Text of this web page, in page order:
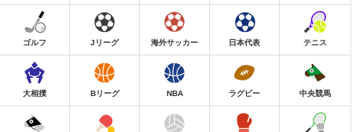
ゴルフ Jリーグ 海外サッカー 日本代表 テニス
大相撲 Bリーグ NBA ラグビー 中央競馬